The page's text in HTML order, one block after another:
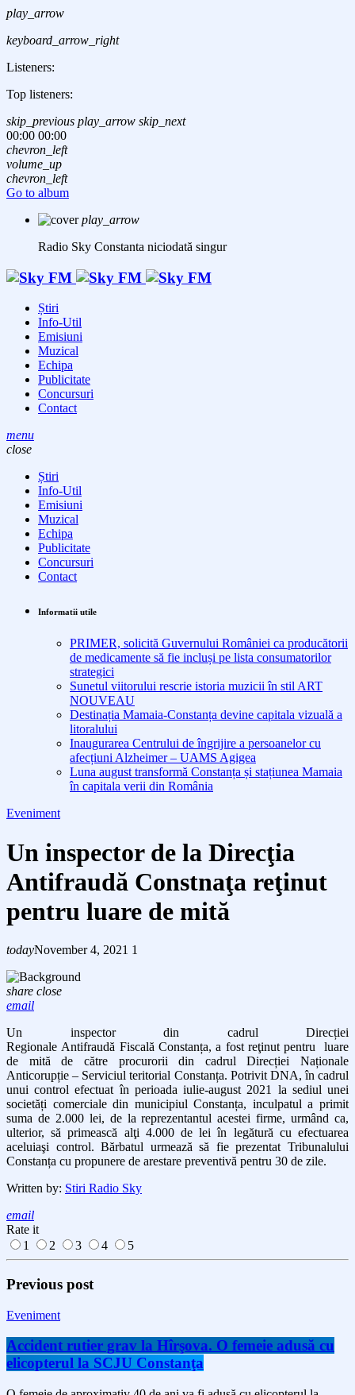
play_arrow
keyboard_arrow_right
Listeners:
Top listeners:
skip_previous play_arrow skip_next
00:00 00:00
chevron_left
volume_up
chevron_left
Go to album
play_arrow
Radio Sky Constanta niciodată singur
Știri
Info-Util
Emisiuni
Muzical
Echipa
Publicitate
Concursuri
Contact
menu
close
Știri
Info-Util
Emisiuni
Muzical
Echipa
Publicitate
Concursuri
Contact
Informatii utile
PRIMER, solicită Guvernului României ca producătorii
de medicamente să fie incluși pe lista consumatorilor
strategici
Sunetul viitorului rescrie istoria muzicii în stil ART
NOUVEAU
Destinația Mamaia-Constanța devine capitala vizuală a
litoralului
Inaugurarea Centrului de îngrijire a persoanelor cu
afecțiuni Alzheimer – UAMS Agigea
Luna august transformă Constanța și stațiunea Mamaia
în capitala verii din România
Eveniment
Un inspector de la Direcţia
Antifraudă Constnaţa reţinut
pentru luare de mită
todayNovember 4, 2021 1
share close
email
Un inspector din cadrul Direcției
Regionale Antifraudă Fiscală Constanța, a fost reţinut pentru luare
de mită de către procurorii din cadrul Direcției Naționale
Anticorupție – Serviciul teritorial Constanța. Potrivit DNA, în cadrul
unui control efectuat în perioada iulie-august 2021 la sediul unei
societăți comerciale din municipiul Constanța, inculpatul a primit
suma de 2.000 lei, de la reprezentantulacestei firme, urmând ca,
ulterior, să primească alţi 4.000 de lei în legătură cu efectuarea
aceluiaşi control. Bărbatul urmează să fie prezentat Tribunalului
Constanța cu propunere de arestare preventivă pentru 30 de zile.
Written by: Stiri Radio Sky
email
Rate it
1
2 3 4 5
Previous post
Eveniment
Accident rutier grav la Hîrşova. O femeie adusă cu
elicopterul la SCJU Constanţa